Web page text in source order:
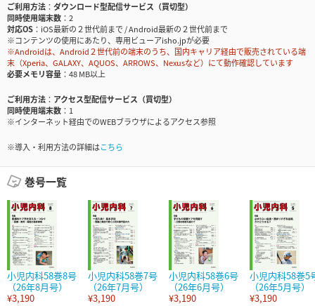
ご利用方法
ダウンロード型配信サービス（買切型）
同時使用端末数
2
対応OS
iOS最新の２世代前まで / Android最新の２世代前まで
※コンテンツの使用にあたり、専用ビューアisho.jpが必要
※Androidは、Android２世代前の端末のうち、国内キャリア経由で販売されている端
末（Xperia、GALAXY、AQUOS、ARROWS、Nexusなど）にて動作確認しています
必要メモリ容量
48 MB以上
ご利用方法
アクセス型配信サービス（買切型）
同時使用端末数
1
※インターネット経由でのWEBブラウザによるアクセス参照
※導入・利用方法の詳細はこちら
巻号一覧
小児内科58巻8号
（26年8月号）
¥3,190
小児内科58巻7号
（26年7月号）
¥3,190
小児内科58巻6号
（26年6月号）
¥3,190
小児内科58巻5
（26年5月号）
¥3,190